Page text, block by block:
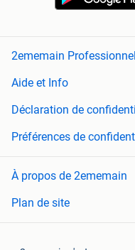
2ememain Professionnel
Aide et Info
Déclaration de
Préférences de
À propos de 2ememain
Plan de site